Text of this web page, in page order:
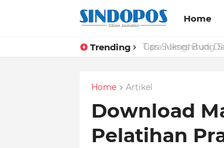
Home
Trending Tips Sukses Budi
Home Artikel
Download
Pelatihan